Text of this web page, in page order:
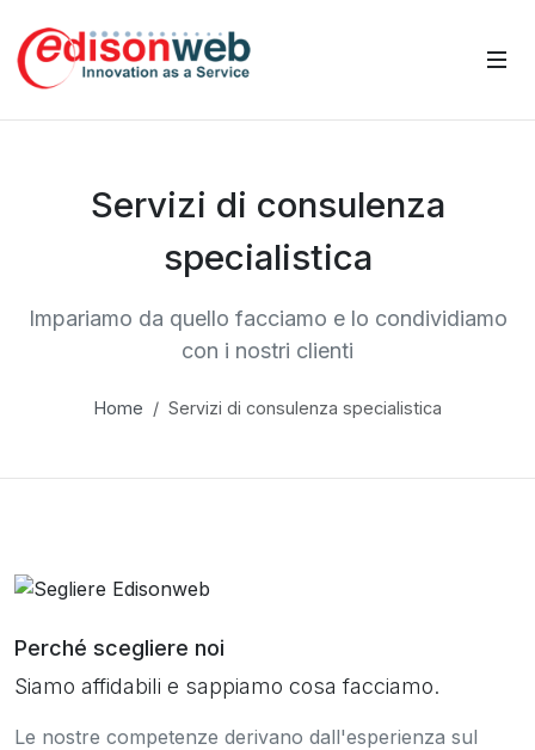
Servizi di consulenza
specialistica
Impariamo da quello facciamo e lo condividiamo
con i nostri clienti
Home Servizi di consulenza specialistica
Perché scegliere noi
Siamo affidabili e sappiamo cosa facciamo.
Le nostre competenze derivano dall'esperienza sul